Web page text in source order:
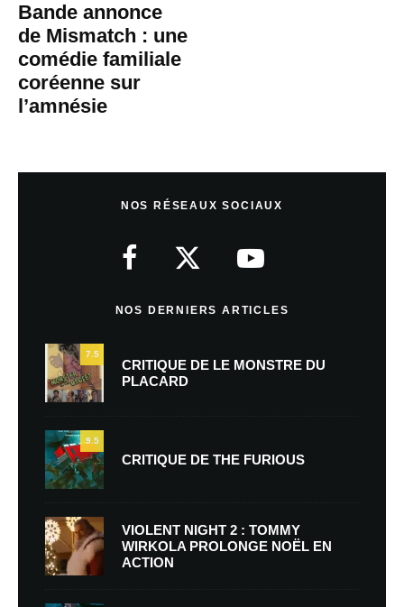
Bande annonce
de Mismatch : une
comédie familiale
coréenne sur
l’amnésie
NOS RÉSEAUX SOCIAUX
NOS DERNIERS ARTICLES
7.5
CRITIQUE DE LE MONSTRE DU
PLACARD
9.5
CRITIQUE DE THE FURIOUS
VIOLENT NIGHT 2 : TOMMY
WIRKOLA PROLONGE NOËL EN
ACTION